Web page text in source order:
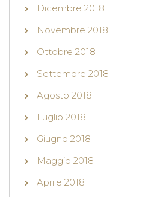
Dicembre 2018
Novembre 2018
Ottobre 2018
Settembre 2018
Agosto 2018
Luglio 2018
Giugno 2018
Maggio 2018
Aprile 2018